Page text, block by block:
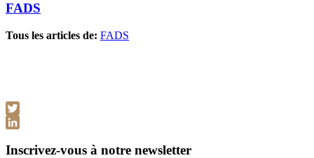
FADS
Tous les articles de: FADS
Twitter
Inscrivez-vous à notre newsletter